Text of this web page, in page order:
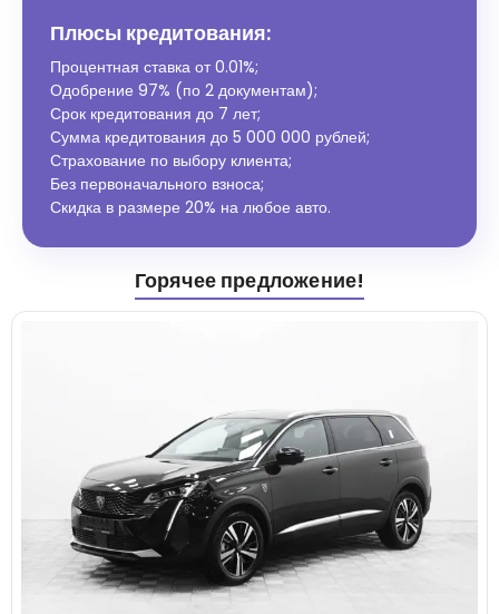
Плюсы кредитования:
Процентная ставка от0.01%;
Одобрение 97% (по 2 документам);
Срок кредитования до 7 лет;
Сумма кредитования до 5 000 000 рублей;
Страхование по выбору клиента;
Без первоначального взноса;
Скидка в размере 20% на любое авто.
Горячее предложение!